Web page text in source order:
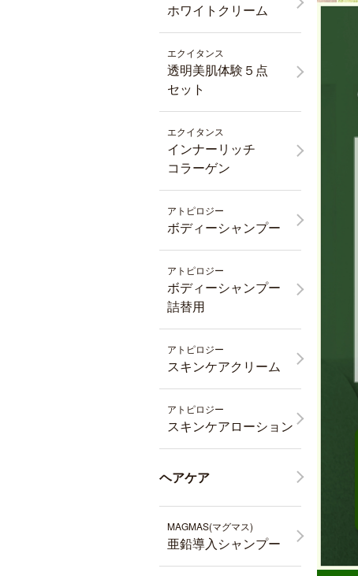
ホワイトクリーム
エクイタンス
透明美肌体験５点
セット
エクイタンス
インナーリッチ
コラーゲン
アトピロジー
ボディーシャンプー
アトピロジー
ボディーシャンプー
詰替用
アトピロジー
スキンケアクリーム
アトピロジー
スキンケアローション
ヘアケア
MAGMAS(マグマス)
亜鉛導入シャンプー